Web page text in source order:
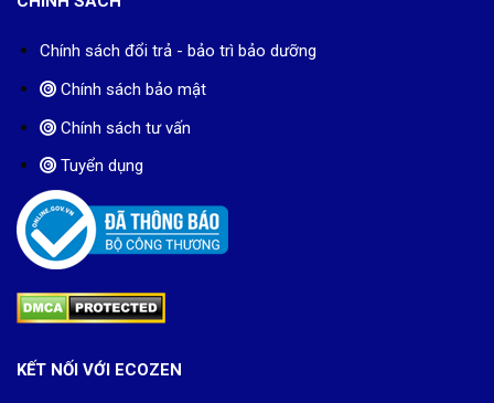
Chính sách đổi trả - bảo trì bảo dưỡng
Chính sách bảo mật
Chính sách tư vấn
Tuyển dụng
KẾT NỐI VỚI ECOZEN